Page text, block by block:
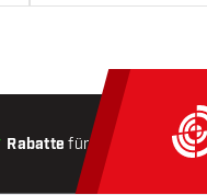
Rabatte für Kunden